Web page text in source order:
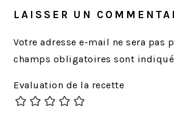
p
r
é
d
LECTEUR
LAISSER UN
Votre adresse e-mail ne sera pas
champs obligatoires sont
Evaluation de la recette